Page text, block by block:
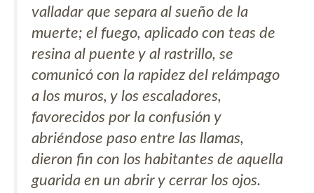
valladar que separa al sueño de la
muerte; el fuego, aplicado con teas de
resina al puente y al rastrillo, se
comunicó con la rapidez del relámpago
a los muros, y los escaladores,
favorecidos por la confusión y
abriéndose paso entre las llamas,
dieron fin con los habitantes de aquella
guarida en un abrir y cerrar los ojos.